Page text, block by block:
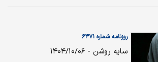
روزنامه شماره ۶۴۷۱
سایه روشن - ۱۴۰۴/۱۰/۰۶